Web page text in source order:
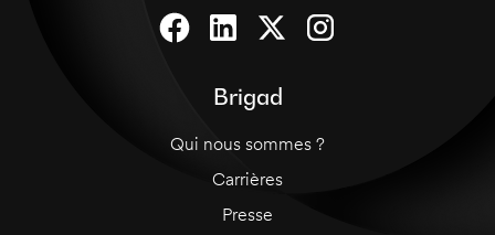
Brigad
Qui nous sommes ?
Carrières
Presse